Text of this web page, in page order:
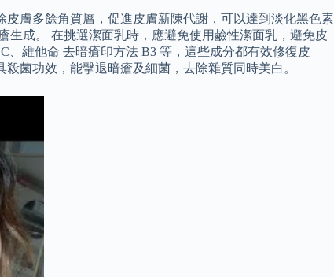
膚多餘角質層，促進皮膚新陳代謝，可以達到淡化黑色素
成。 在挑選潔面乳時，應避免使用鹼性潔面乳，避免皮
維他命 去暗瘡印方法 B3 等，這些成分都有效修復皮
菌功效，能擊退暗瘡及細菌，去除雜質同時美白。